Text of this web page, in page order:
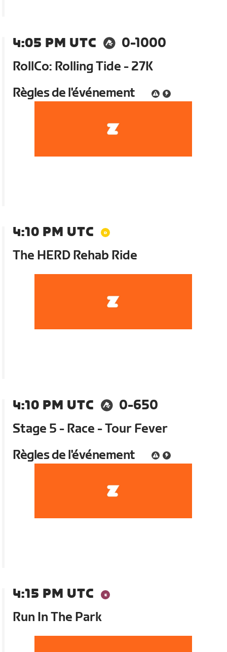
4:05 PM UTC
0-1000
RollCo: Rolling Tide - 27K
Règles de l'événement
4:10 PM UTC
The HERD Rehab Ride
4:10 PM UTC
0-650
Stage 5 - Race - Tour Fever
Règles de l'événement
4:15 PM UTC
Run In The Park